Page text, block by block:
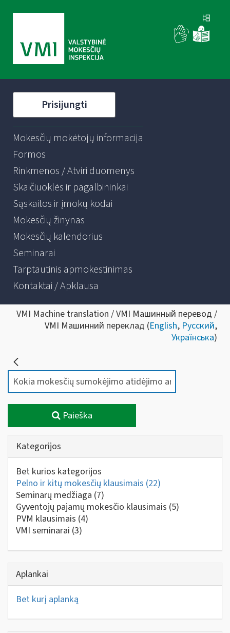
Prisijungti
Mokesčių mokėtojų informacija
Formos
Rinkmenos / Atviri duomenys
Skaičiuoklės ir pagalbininkai
Sąskaitos ir įmokų kodai
Mokesčių žinynas
Mokesčių kalendorius
Seminarai
Tarptautinis apmokestinimas
Kontaktai / Apklausa
VMI Machine translation / VMI Машинный перевод /
VMI Машинний переклад (English, Русский,
Українська)
Paieška
Kategorijos
Bet kurios kategorijos
Pelno ir kitų mokesčių klausimais (22)
Seminarų medžiaga (7)
Gyventojų pajamų mokesčio klausimais (5)
PVM klausimais (4)
VMI seminarai (3)
Aplankai
Bet kurį aplanką